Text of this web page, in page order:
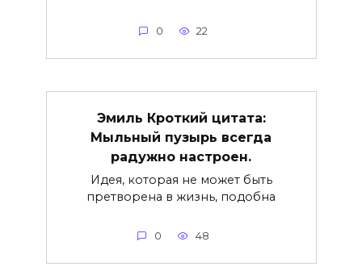
0 22
Эмиль Кроткий цитата:
Мыльный пузырь всегда
радужно настроен.
Идея, которая не может быть
претворена в жизнь, подобна
0 48